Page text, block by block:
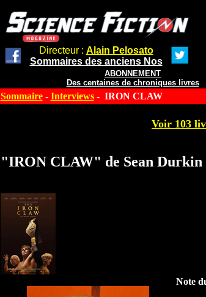
Directeur : Alain Pelosato
Sommaires des anciens Nos
ABONNEMENT
Des centaines de chroniques livres
Sommaire- Interviews- IRON CLAW
Voir 103
"IRON CLAW" de Sean Durkin
Note